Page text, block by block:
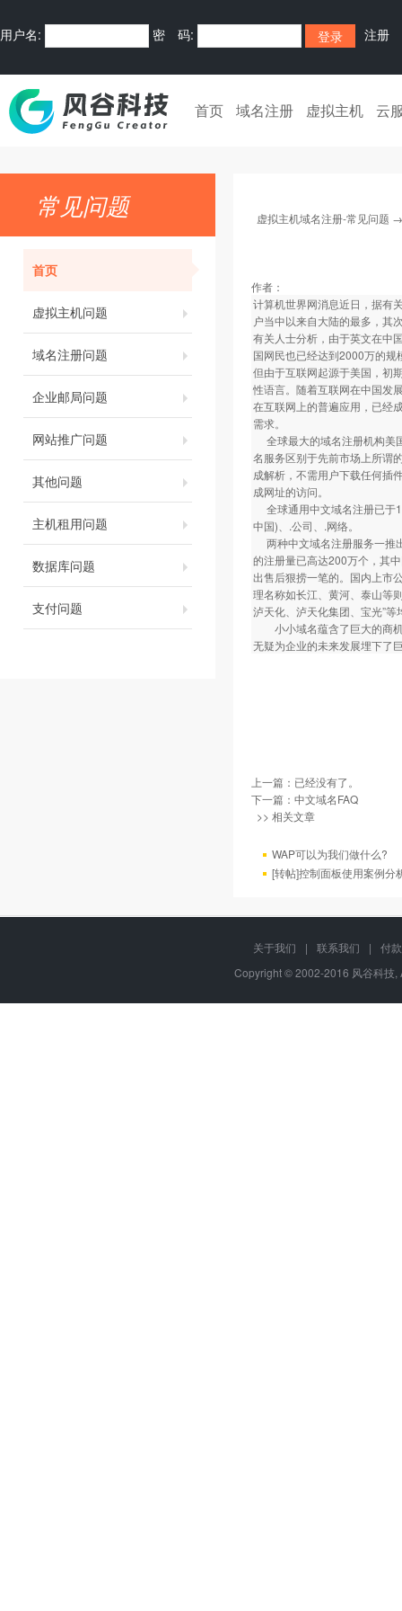
用户名: 密 码: 注册
首页 域名注册 虚拟主机 云
常见问题
首页
虚拟主机问题
域名注册问题
企业邮局问题
网站推广问题
其他问题
主机租用问题
数据库问题
支付问题
虚拟主机域名注册-常见问题
作者：
计算机世界网消息近日，据有
户当中以来自大陆的最多，其
有关人士分析，由于英文在中
国网民也已经达到2000万的
但由于互联网起源于美国，初
性语言。随着互联网在中国发
在互联网上的普遍应用，已经
需求。
全球最大的域名注册机构美
名服务区别于先前市场上所谓
成解析，不需用户下载任何插
成网址的访问。
全球通用中文域名注册已于
中国)、.公司、.网络。
两种中文域名注册服务一推
的注册量已高达200万个，其
出售后狠捞一笔的。国内上市
理名称如长江、黄河、泰山等
泸天化、泸天化集团、宝光”
小小域名蕴含了巨大的商机
无疑为企业的未来发展埋下了
上一篇：已经没有了。
下一篇： 中文域名FAQ
>> 相关文章
WAP可以为我们做什么?
[转帖]控制面板使用案例分
关于我们 | 联系我们 |
付
Copyright © 2002-2016 风谷科